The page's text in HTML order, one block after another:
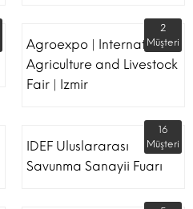
Agroexpo | International
Agriculture and Livestock
Fair | Izmir
2
Müşteri
IDEF Uluslararası
Savunma Sanayii Fuarı
16
Müşteri